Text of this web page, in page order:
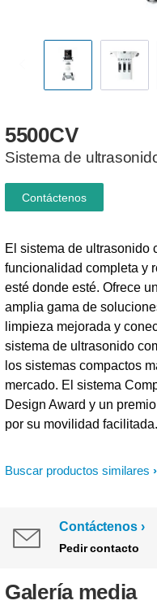
5500CV
Sistema de
Buscar productos similares
El sistema de ultrasonido
funcionalidad completa y
esté donde esté. Ofrece
amplia gama de
limpieza mejorada y
sistema de ultrasonido
los sistemas compactos
mercado. El sistema
Design Award y un
por su movilidad facilitada.
Contáctenos
Contáctenos
Pedir contacto
Galería media